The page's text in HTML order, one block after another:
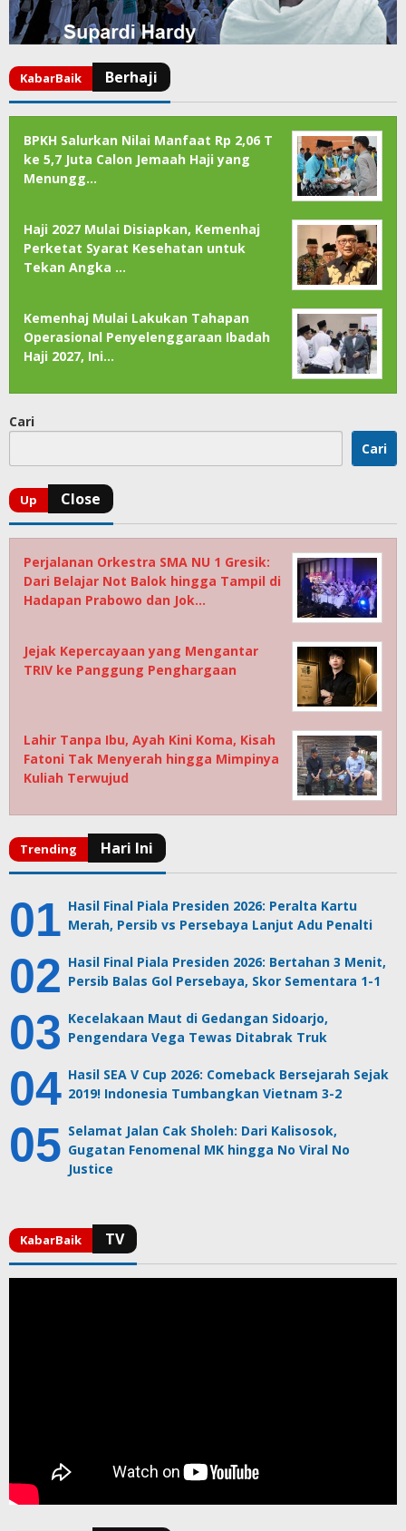
BPKH Salurkan Nilai Manfaat Rp 2,06 T
ke 5,7 Juta Calon Jemaah Haji yang
Menungg…
Haji 2027 Mulai Disiapkan, Kemenhaj
Perketat Syarat Kesehatan untuk
Tekan Angka …
Kemenhaj Mulai Lakukan Tahapan
Operasional Penyelenggaraan Ibadah
Haji 2027, Ini…
Cari
Cari
Perjalanan Orkestra SMA NU 1 Gresik:
Dari Belajar Not Balok hingga Tampil di
Hadapan Prabowo dan Jok…
Jejak Kepercayaan yang Mengantar
TRIV ke Panggung Penghargaan
Lahir Tanpa Ibu, Ayah Kini Koma, Kisah
Fatoni Tak Menyerah hingga Mimpinya
Kuliah Terwujud
Hasil Final Piala Presiden 2026: Peralta Kartu
Merah, Persib vs Persebaya Lanjut Adu Penalti
Hasil Final Piala Presiden 2026: Bertahan 3 Menit,
Persib Balas Gol Persebaya, Skor Sementara 1-1
Kecelakaan Maut di Gedangan Sidoarjo,
Pengendara Vega Tewas Ditabrak Truk
Hasil SEA V Cup 2026: Comeback Bersejarah Sejak
2019! Indonesia Tumbangkan Vietnam 3-2
Selamat Jalan Cak Sholeh: Dari Kalisosok,
Gugatan Fenomenal MK hingga No Viral No
Justice